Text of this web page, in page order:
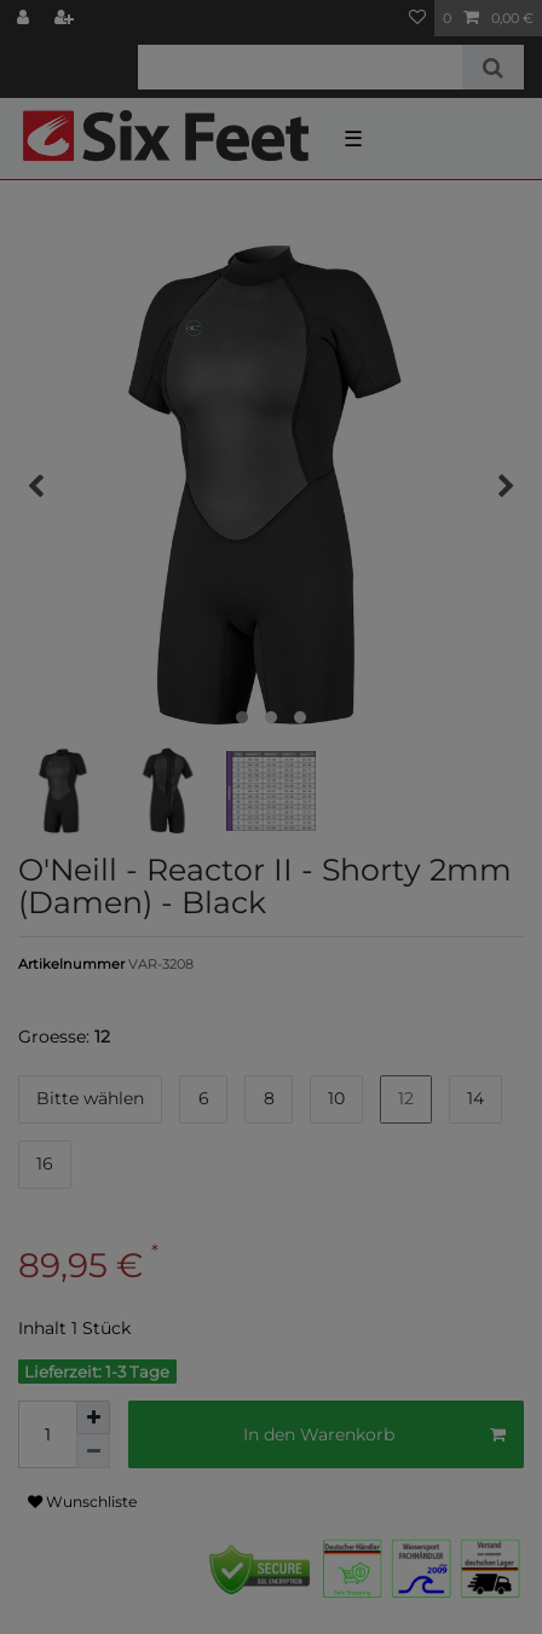
0 0,00 €
☰
O'Neill - Reactor II - Shorty 2mm
(Damen) - Black
ArtikelnummerVAR-3208
Groesse: 12
Bitte wählen 6 8 10 12 14
16
89,95 € *
Inhalt 1 Stück
Lieferzeit: 1-3 Tage
In den Warenkorb
Wunschliste